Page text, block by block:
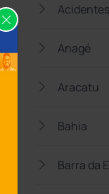
Acidentes
Anagé
Aracatu
Bahia
Barra da